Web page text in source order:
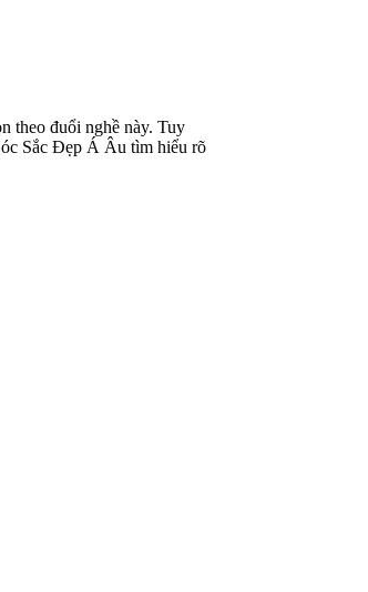
theo đuổi nghề này. Tuy
Sắc Đẹp Á Âu tìm hiểu rõ